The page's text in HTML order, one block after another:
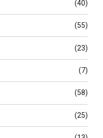
(40)
(55)
(23)
(7)
(58)
(25)